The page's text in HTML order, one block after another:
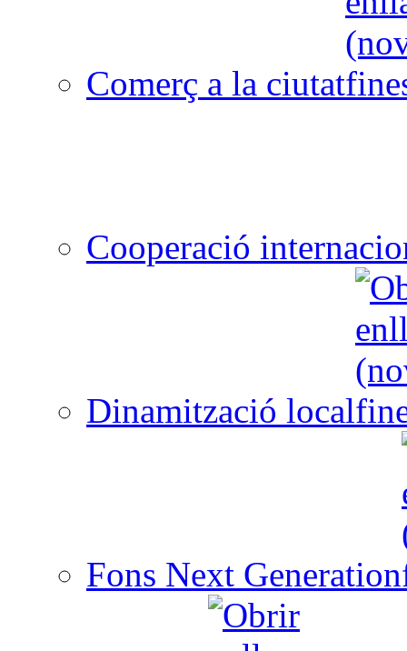
Comerç a la ciutat
Cooperació
Dinamització local
Fons Next Generation